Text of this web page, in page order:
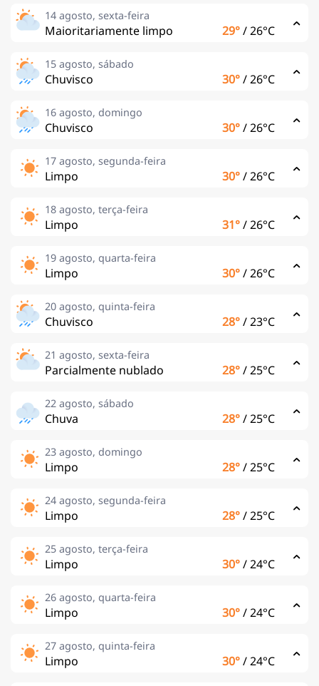
14 agosto, sexta-feira
Maioritariamente limpo 29°/26°C
15 agosto, sábado
Chuvisco 30°/26°C
16 agosto, domingo
Chuvisco 30°/26°C
17 agosto, segunda-feira
Limpo 30°/26°C
18 agosto, terça-feira
Limpo 31°/26°C
19 agosto, quarta-feira
Limpo 30°/26°C
20 agosto, quinta-feira
Chuvisco 28°/23°C
21 agosto, sexta-feira
Parcialmente nublado 28°/25°C
22 agosto, sábado
Chuva 28°/25°C
23 agosto, domingo
Limpo 28°/25°C
24 agosto, segunda-feira
Limpo 28°/25°C
25 agosto, terça-feira
Limpo 30°/24°C
26 agosto, quarta-feira
Limpo 30°/24°C
27 agosto, quinta-feira
Limpo 30°/24°C